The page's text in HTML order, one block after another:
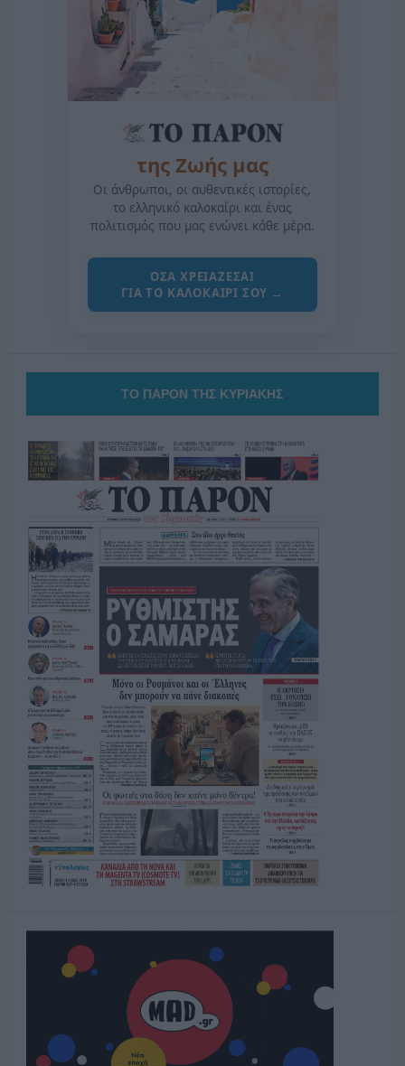
της Ζωής μας
Οι άνθρωποι, οι αυθεντικές ιστορίες,
το ελληνικό καλοκαίρι και ένας
πολιτισμός που μας ενώνει κάθε μέρα.
ΟΣΑ ΧΡΕΙΑΖΕΣΑΙ
ΓΙΑ ΤΟ ΚΑΛΟΚΑΙΡΙ ΣΟΥ →
ΤΟ ΠΑΡΟΝ ΤΗΣ ΚΥΡΙΑΚΗΣ